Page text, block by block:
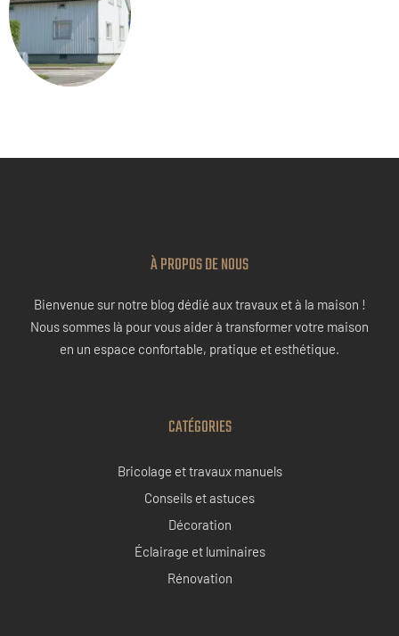
À PROPOS DE NOUS
Bienvenue sur notre blog dédié aux travaux et à la maison !
Nous sommes là pour vous aider à transformer votre maison
en un espace confortable, pratique et esthétique.
CATÉGORIES
Bricolage et travaux manuels
Conseils et astuces
Décoration
Éclairage et luminaires
Rénovation